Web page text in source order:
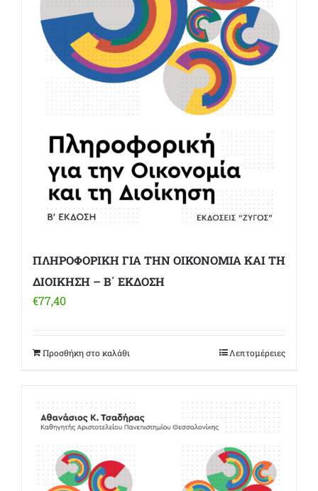
ΠΛΗΡΟΦΟΡΙΚΗ ΓΙΑ ΤΗΝ ΟΙΚΟΝΟΜΙΑ ΚΑΙ ΤΗ
ΔΙΟΙΚΗΣΗ – Β΄ ΕΚΔΟΣΗ
€77,40
Προσθήκη στο καλάθι Λεπτομέρειες